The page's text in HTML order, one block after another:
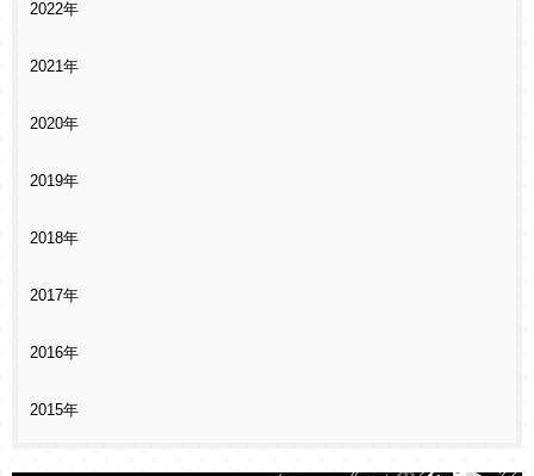
2022年
2021年
2020年
2019年
2018年
2017年
2016年
2015年